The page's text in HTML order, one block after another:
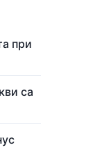
при
са